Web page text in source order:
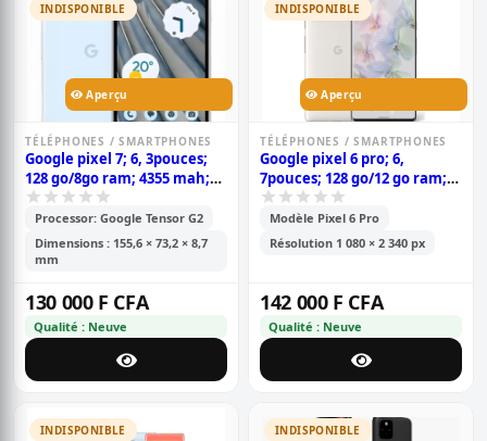
INDISPONIBLE
Aperçu
TÉLÉPHONES / SMARTPHONES
Google pixel 7; 6, 3pouces;
128 go/8go ram; 4355 mah;
garantie 6 mois
Processor: Google Tensor G2
Dimensions : 155,6 × 73,2 × 8,7
mm
130 000 F CFA
Qualité : Neuve
INDISPONIBLE
Aperçu
TÉLÉPHONES / SMARTPHONES
Google pixel 6 pro; 6,
7pouces; 128 go/12 go ram;
(1nano sim - esim); 5003
mah; garantie 6 mois
Modèle Pixel 6 Pro
Résolution 1 080 × 2 340 px
142 000 F CFA
Qualité : Neuve
INDISPONIBLE INDISPONIBLE